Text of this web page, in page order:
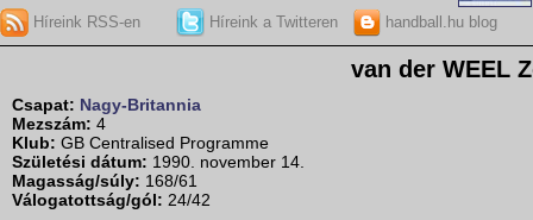
Híreink RSS-en Híreink a Twitteren handball.hu blog
van der WEEL
Csapat: Nagy-Britannia
Mezszám: 4
Klub: GB Centralised Programme
Születési dátum: 1990. november 14.
Magasság/súly: 168/61
Válogatottság/gól: 24/42